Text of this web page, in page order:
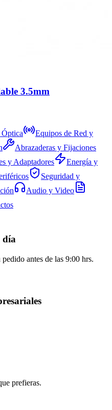
3.5mm
Equipos de Red y
Abrazaderas y Fijaciones
y Adaptadores
Energía y
Seguridad y
Audio y Video
día
antes de las 9:00 hrs.
prefieras.